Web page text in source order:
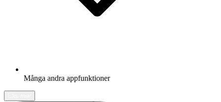
Många andra appfunktioner